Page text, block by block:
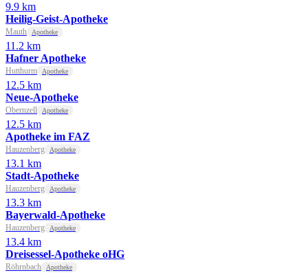
9.9 km
Heilig-Geist-Apotheke
Mauth Apotheke
11.2 km
Hafner Apotheke
Hutthurm Apotheke
12.5 km
Neue-Apotheke
Obernzell Apotheke
12.5 km
Apotheke im FAZ
Hauzenberg Apotheke
13.1 km
Stadt-Apotheke
Hauzenberg Apotheke
13.3 km
Bayerwald-Apotheke
Hauzenberg Apotheke
13.4 km
Dreisessel-Apotheke oHG
Röhrnbach Apotheke